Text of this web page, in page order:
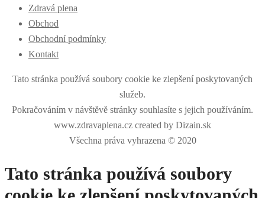
Zdravá plena
Obchod
Obchodní podmínky
Kontakt
Tato stránka používá soubory cookie ke zlepšení poskytovaných
služeb.
Pokračováním v návštěvě stránky souhlasíte s jejich používáním.
www.zdravaplena.cz created by Dizain.sk
Všechna práva vyhrazena © 2020
Tato stránka používá soubory